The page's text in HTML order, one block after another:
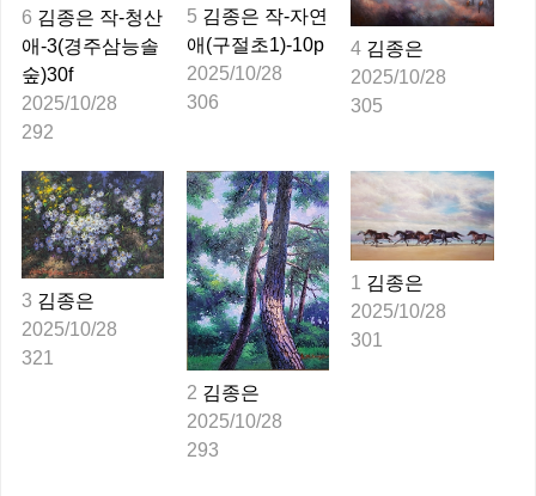
6 김종은 작-청산
애-3(경주삼능솔
숲)30f
2025/10/28
292
5 김종은 작-자연
애(구절초1)-10p
2025/10/28
306
4 김종은
2025/10/28
305
3 김종은
2025/10/28
321
2 김종은
2025/10/28
293
1 김종은
2025/10/28
301